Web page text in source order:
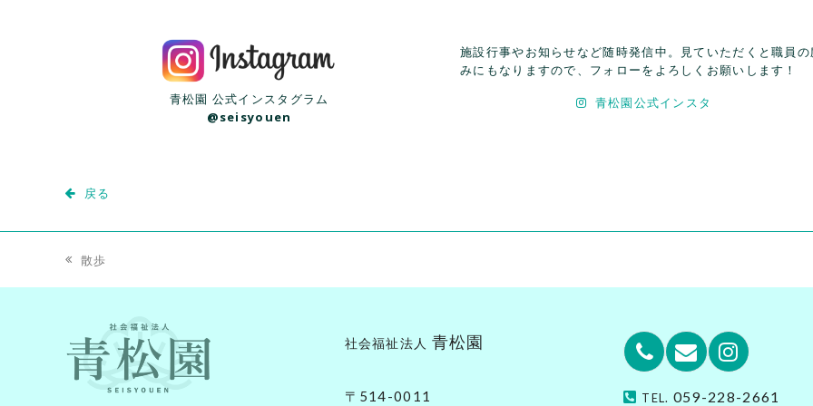
青松園 公式インスタグラム
@seisyouen
施設行事やお知らせなど随時発信中。見ていただくと職員の
みにもなりますので、フォローをよろしくお願いします！
青松園公式インスタ
戻る
previous
post:
散歩
社会福祉法人 青松園
PhoneEmail
〒514-0011 TEL. 059-228-2661